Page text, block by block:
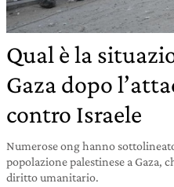
Qual è la
Gaza dopo
contro Israele
Numerose ong hanno
popolazione palestinese a Gaza,
diritto umanitario.